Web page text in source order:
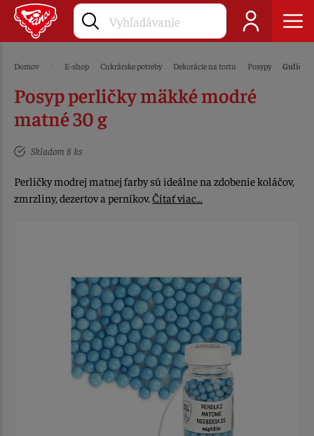
Domov E-shop Cukrárske potreby Dekorácie na tortu Posypy Guličky
Posyp perličky mäkké modré
matné 30 g
Skladom 8 ks
Perličky modrej matnej farby sú ideálne na zdobenie koláčov,
zmrzliny, dezertov a perníkov.Čítať viac…